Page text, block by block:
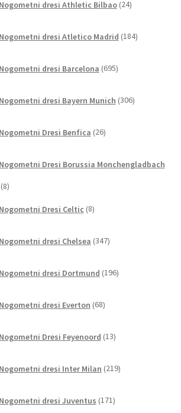
Nogometni dresi Athletic Bilbao 24izdelkov
Nogometni dresi Atletico Madrid 184izdelkov
Nogometni dresi Barcelona 695izdelkov
Nogometni dresi Bayern Munich 306izdelkov
Nogometni Dresi Benfica 26izdelkov
Nogometni Dresi Borussia Monchengladbach
88
Nogometni Dresi Celtic 8izdelkov
Nogometni dresi Chelsea 347izdelkov
Nogometni dresi Dortmund 196izdelkov
Nogometni dresi Everton 68izdelkov
Nogometni Dresi Feyenoord 13izdelkov
Nogometni dresi Inter Milan 219izdelkov
Nogometni dresi Juventus 171izdelkov